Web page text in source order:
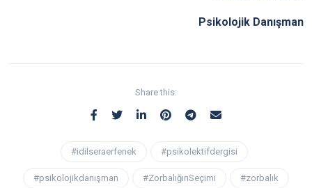
Psikolojik Danışman
Share this:
#idilseraerfenek #psikolektifdergisi
#psikolojikdanışman #ZorbalığınSeçimi #zorbalık